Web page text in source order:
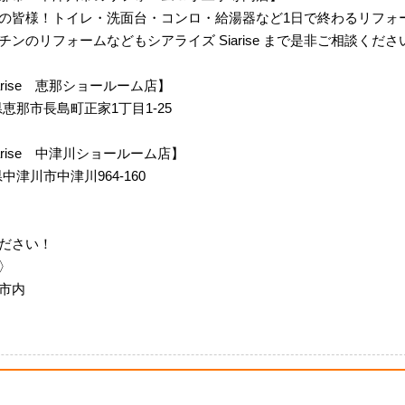
皆様！トイレ・洗面台・コンロ・給湯器など1日で終わるリフォ
ンのリフォームなどもシアライズ Siarise まで是非ご相談くださ
恵那ショールーム店】
那市長島町正家1丁目1-25
中津川ショールーム店】
津川市中津川964-160
さい！
内